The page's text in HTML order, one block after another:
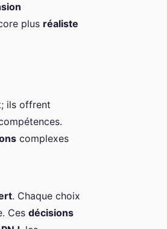
plus réaliste
ils offrent
complexes
. Chaque choix
Ces décisions